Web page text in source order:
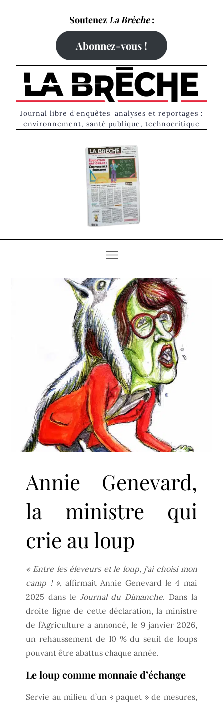
Soutenez La Brèche:
Abonnez-vous !
Journal libre d'enquêtes, analyses et reportages :
environnement, santé publique, technocritique
Annie Genevard,
la ministre qui
crie au loup
« Entre les éleveurs et le loup, j’ai choisi mon
camp ! », affirmait Annie Genevard le 4 mai
2025 dans leJournal du Dimanche. Dans la
droite ligne de cette déclaration, la ministre
de l’Agriculture a annoncé, le 9 janvier 2026,
un rehaussement de 10 % du seuil de loups
pouvant être abattus chaque année.
Le loup comme monnaie d’échange
Servie au milieu d’un « paquet » de mesures,